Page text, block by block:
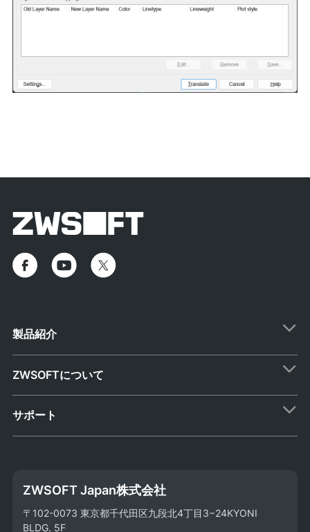
ZWSOFT Japan株式会社
〒102-0073 東京都千代田区九段北4丁目3−24KYONI
BLDG. 5F
製品紹介
ZWSOFTについて
サポート